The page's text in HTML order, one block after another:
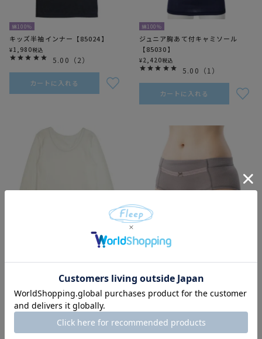
綿100％
キッズ半袖インナー【85024】
¥1,980税込
5.00 （2）
カートに入れる
綿100％
ジュニア胸あて付キャミソール
【85030】
¥2,420税込
5.00 （1 ）
カートに入れる
4.00（1）
カートに入れる
綿100％
¥2,530 税込
4.92（ 13）
カートに入れる